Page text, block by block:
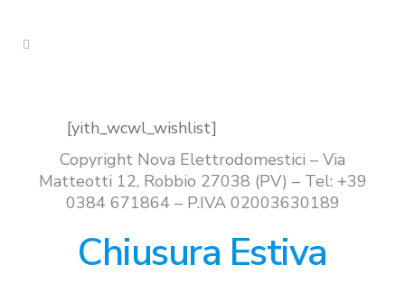
[yith_wcwl_wishlist]
Copyright Nova Elettrodomestici – Via
Matteotti 12, Robbio 27038 (PV) – Tel: +39
0384 671864 – P.IVA 02003630189
Chiusura Estiva